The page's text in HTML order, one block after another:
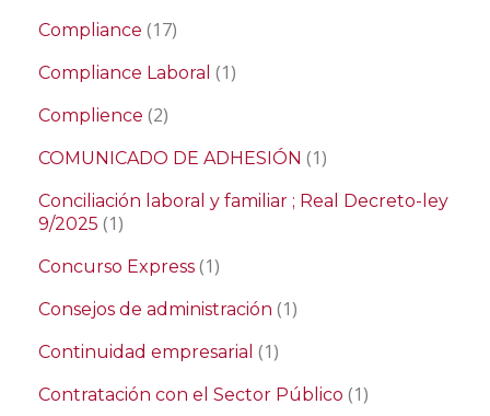
Compliance (17)
Compliance Laboral (1)
Complience (2)
COMUNICADO DE ADHESIÓN (1)
Conciliación laboral y familiar ; Real Decreto-ley
9/2025 (1)
Concurso Express (1)
Consejos de administración (1)
Continuidad empresarial (1)
Contratación con el Sector Público (1)